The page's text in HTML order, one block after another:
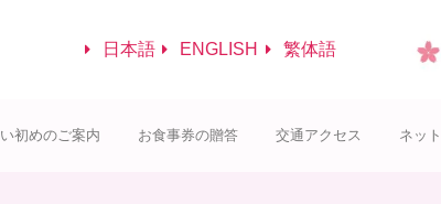
日本語 ENGLISH 繁体語
初めのご案内 お食事券の贈答 交通アクセス ネッ